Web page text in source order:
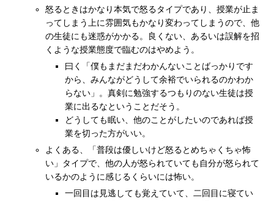
怒るときはかなり本気で怒るタイプであり、授業が止ま
ってしまう上に雰囲気もかなり変わってしまうので、他
の生徒にも迷惑がかかる。良くない、あるいは誤解を招
くような授業態度で臨むのはやめよう。
曰く「僕もまだまだわかんないことばっかりです
から、みんながどうして余裕でいられるのかわか
らない」。真剣に勉強するつもりのない生徒は授
業に出るなということだそう。
どうしても眠い、他のことがしたいのであれば授
業を切った方がいい。
よくある、「普段は優しいけど怒るとめちゃくちゃ怖
い」タイプで、他の人が怒られていても自分が怒られて
いるかのように感じるくらいには怖い。
一回目は見逃しても覚えていて、二回目に寝てい